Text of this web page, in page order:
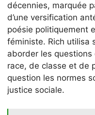
décennies, marquée
d’une versification
poésie politiquement
féministe. Rich utilisa
aborder les
race, de classe et de
question les normes
justice sociale.